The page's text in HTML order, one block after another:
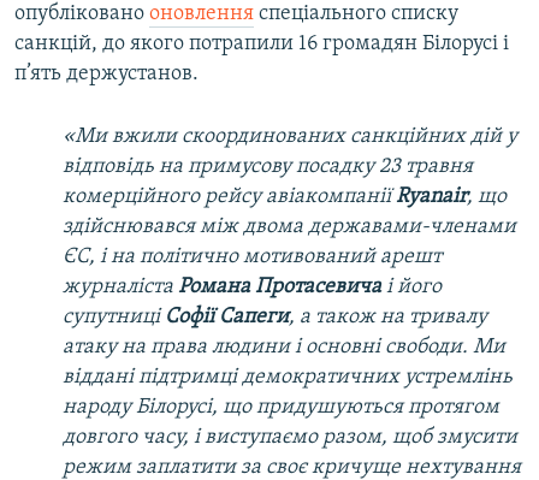
опубліковано оновлення спеціального списку
санкцій, до якого потрапили 16 громадян Білорусі і
п’ять держустанов.
«Ми вжили скоординованих санкційних дій у
відповідь на примусову посадку 23 травня
комерційного рейсу авіакомпаніїRyanair, що
здійснювався між двома державами-членами
ЄС, і на політично мотивований арешт
журналіста Романа Протасевичаі його
супутниці Софії Сапеги, а також на тривалу
атаку на права людини і основні свободи. Ми
віддані підтримці демократичних устремлінь
народу Білорусі, що придушуються протягом
довгого часу, і виступаємо разом, щоб змусити
режим заплатити за своє кричуще нехтування